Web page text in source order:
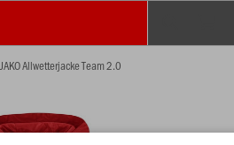
JAKO Allwetterjacke Team 2.0